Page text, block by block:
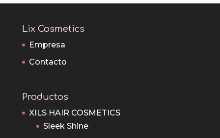
Lix Cosmetics
Empresa
Contacto
Productos
XILS HAIR COSMETICS
Sleek Shine